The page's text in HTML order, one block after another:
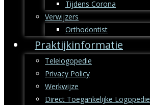
Tijdens Corona
Verwijzers
Orthodontist
Praktijkinformatie
Telelogopedie
Privacy Policy
Werkwijze
Direct Toegankelijke Logopedie